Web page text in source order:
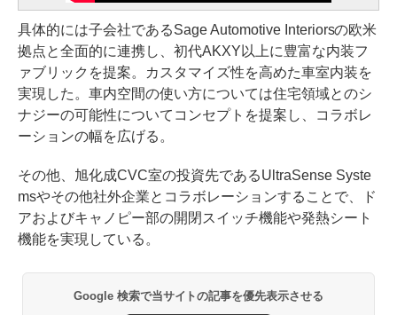
具体的には子会社であるSage Automotive Interiorsの欧米
拠点と全面的に連携し、初代AKXY以上に豊富な内装フ
ァブリックを提案。カスタマイズ性を高めた車室内装を
実現した。車内空間の使い方については住宅領域とのシ
ナジーの可能性についてコンセプトを提案し、コラボレ
ーションの幅を広げる。
その他、旭化成CVC室の投資先であるUltraSense Syste
msやその他社外企業とコラボレーションすることで、ド
アおよびキャノピー部の開閉スイッチ機能や発熱シート
機能を実現している。
Google 検索で当サイトの記事を優先表示させる